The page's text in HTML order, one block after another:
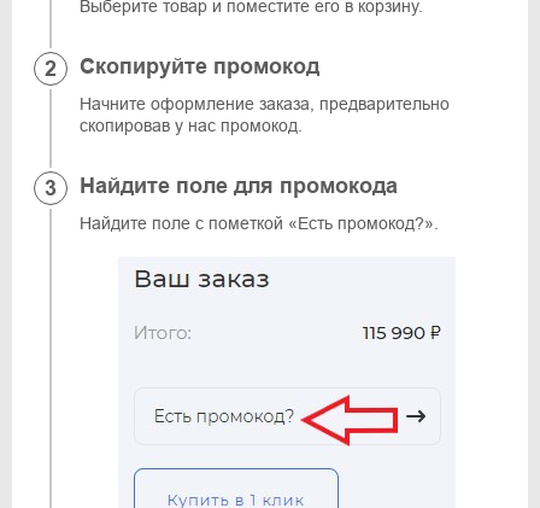
Выберите товар и поместите его в корзину.
Скопируйте промокод
Начните оформление заказа, предварительно
скопировав у нас промокод.
Найдите поле для промокода
Найдите поле с пометкой «Есть промокод?».